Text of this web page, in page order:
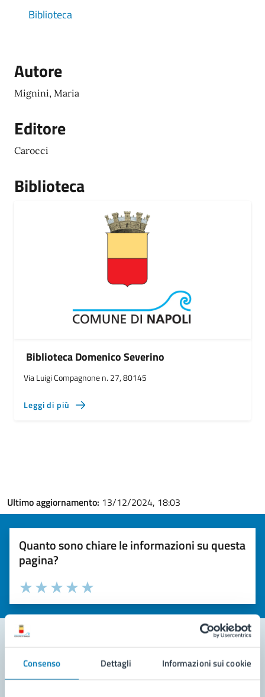
Consenso Dettagli Informazioni sui cookie
Biblioteca
Autore
Mignini, Maria
Editore
Carocci
Biblioteca
Biblioteca Domenico Severino
Via Luigi Compagnone n. 27, 80145
Leggi di più
Ultimo aggiornamento: 13/12/2024, 18:03
Quanto sono chiare le informazioni su questa
pagina?
Valuta la chiarezza delle informazioni (da 1 a 5 stelle)
Seleziona il numero di stelle per valutare la chiarezza delle
Valuta 5 stelle su 5
Valuta 4 stelle su 5
Valuta 3 stelle su 5
Valuta 2 stelle su 5
Valuta 1 stelle su 5
Contatta il comune